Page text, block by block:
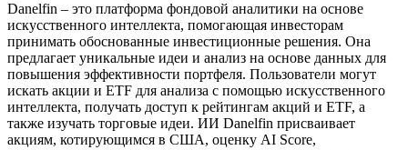
Danelfin – это платформа фондовой аналитики на основе
искусственного интеллекта, помогающая инвесторам
принимать обоснованные инвестиционные решения. Она
предлагает уникальные идеи и анализ на основе данных для
повышения эффективности портфеля. Пользователи могут
искать акции и ETF для анализа с помощью искусственного
интеллекта, получать доступ к рейтингам акций и ETF, а
также изучать торговые идеи. ИИ Danelfin присваивает
акциям, котирующимся в США, оценку AI Score,